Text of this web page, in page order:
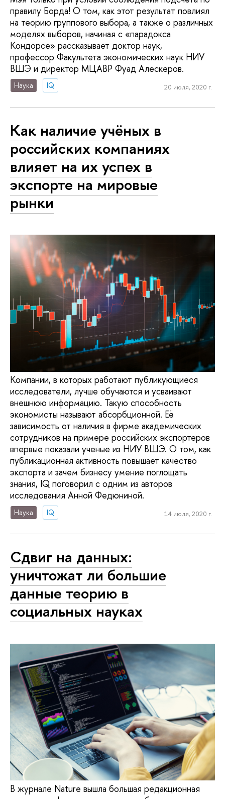
правилу Борда! О том, как этот результат повлиял
на теорию группового выбора, а также о различных
моделях выборов, начиная с «парадокса
Кондорсе» рассказывает доктор наук,
профессор Факультета экономических наук НИУ
ВШЭ и директор МЦАВР Фуад Алескеров.
Наука IQ 20 июля, 2020 г.
Как наличие учёных в
российских компаниях
влияет на их успех в
экспорте на мировые
рынки
Компании, в которых работают публикующиеся
исследователи, лучше обучаются и усваивают
внешнюю информацию. Такую способность
экономисты называют абсорбционной. Её
зависимость от наличия в фирме академических
сотрудников на примере российских экспортеров
впервые показали ученые из НИУ ВШЭ. О том, как
публикационная активность повышает качество
экспорта и зачем бизнесу умение поглощать
знания, IQ поговорил с одним из авторов
исследования Анной Федюниной.
Наука IQ 14 июля, 2020 г.
Сдвиг на данных:
уничтожат ли большие
данные теорию в
социальных науках
В журнале Nature вышла большая редакционная